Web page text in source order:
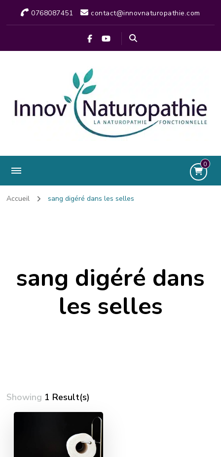
0768087451 contact@innovnaturopathie.com
0
Accueil sang digéré dans les selles
sang digéré dans
les selles
Showing 1 Result(s)